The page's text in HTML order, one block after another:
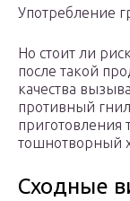
Употребление
Но стоит ли
после такой
качества
противный
приготовления
тошнотворный
Сходные